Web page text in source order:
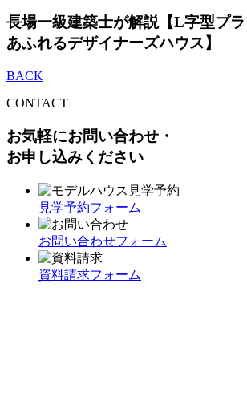
長場一級建築士が解説【L字型プ
あふれるデザイナーズハウス】
BACK
CONTACT
お気軽にお問い合わせ・
お申し込みください
見学予約フォーム
お問い合わせフォーム
資料請求フォーム